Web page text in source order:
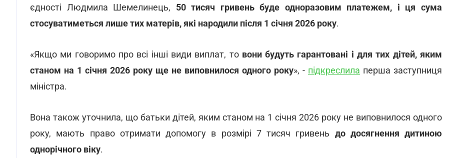
єдності Людмила Шемелинець, 50 тисяч гривень буде одноразовим платежем, і ця сума
стосуватиметься лише тих матерів, які народили після 1 січня 2026 року.
«Якщо ми говоримо про всі інші види виплат, то вони будуть гарантовані і для тих дітей, яким
станом на 1 січня 2026 року ще не виповнилося одного року», - підкреслила перша заступниця
міністра.
Вона також уточнила, що батьки дітей, яким станом на 1 січня 2026 року не виповнилося одного
року, мають право отримати допомогу в розмірі 7 тисяч гривень до досягнення дитиною
однорічного віку.